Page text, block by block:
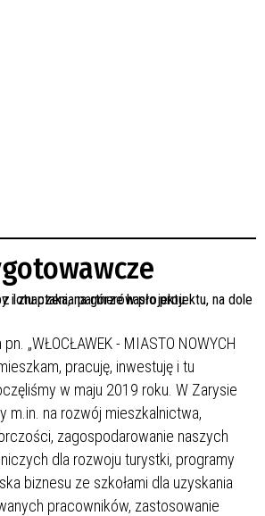
„WŁOCŁAWEK - MIASTO NOWYCH
pracuję, inwestuję i tu
w maju 2019 roku. W Zarysie
m.in. na rozwój mieszkalnictwa,
zagospodarowanie naszych
dla rozwoju turystki, programy
biznesu ze szkołami dla uzyskania
pracowników, zastosowanie